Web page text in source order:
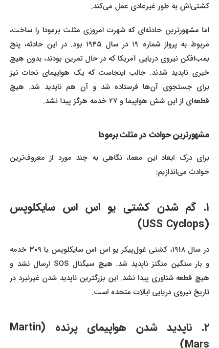
کشتی‌اش به طور غیرعادی عمل می‌کند.
اما مشهورترین حادثه‌ای که شهرت امروزی مثلث برمودا را ساخت،
مربوط به پرواز شماره ۱۹ در سال ۱۹۴۵ بود. در این حادثه، پنج
بمب‌افکن نیروی دریایی آمریکا که در حال تمرین بودند، بدون هیچ
خبری ناپدید شدند. جالب اینجاست که یک هواپیمای نجات نیز
برای جستجوی آن‌ها فرستاده شد و آن هم ناپدید شد. هیچ
قطعه‌ای از این شش هواپیما و ۲۷ خدمه هرگز پیدا نشد.
مشهورترین حوادث در مثلث برمودا
برای درک ابعاد این معما، نگاهی به چند مورد از معروف‌ترین
حوادث می‌اندازیم:
۱. گم شدن کشتی یو اس اس سایکلوپس
در سال ۱۹۱۸، کشتی غول‌پیکر یو اس اس سایکلوپس با ۳۰۹ خدمه
و بار سنگین منگنز ناپدید شد. هیچ سیگنال SOS ارسال نشد و
هیچ قطعه شناوری پیدا نشد. این بزرگترین ناپدید شدن غیرنبرد در
تاریخ نیروی دریایی ایالات متحده است.
۲. ناپدید شدن هواپیمای پرنده (Martin
Mars)